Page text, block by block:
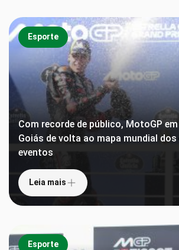
Esporte
Com recorde de público, MotoGP
Goiás de volta ao mapa mundial dos
eventos
Leia mais
Esporte